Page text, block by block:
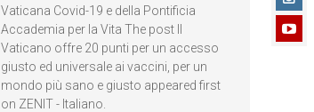
Vaticana Covid-19 e della Pontificia
Accademia per la Vita The post Il
Vaticano offre 20 punti per un accesso
giusto ed universale ai vaccini, per un
mondo più sano e giusto appeared first
on ZENIT - Italiano.